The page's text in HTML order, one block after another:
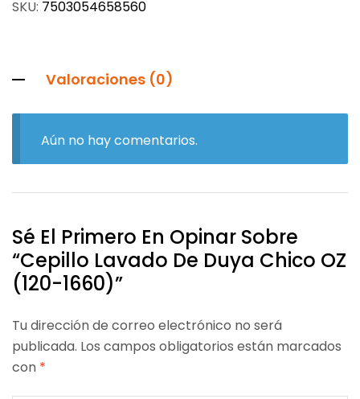
SKU: 7503054658560
Valoraciones (0)
Aún no hay comentarios.
Sé El Primero En Opinar Sobre
“Cepillo Lavado De Duya Chico OZ
(120-1660)”
Tu dirección de correo electrónico no será
publicada. Los campos obligatorios están marcados
con *